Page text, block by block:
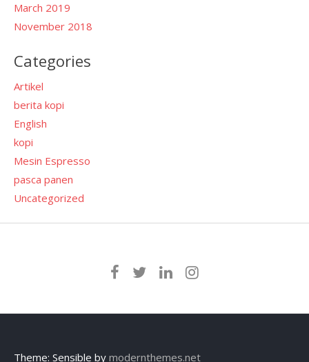
March 2019
November 2018
Categories
Artikel
berita kopi
English
kopi
Mesin Espresso
pasca panen
Uncategorized
Theme: Sensible by modernthemes.net